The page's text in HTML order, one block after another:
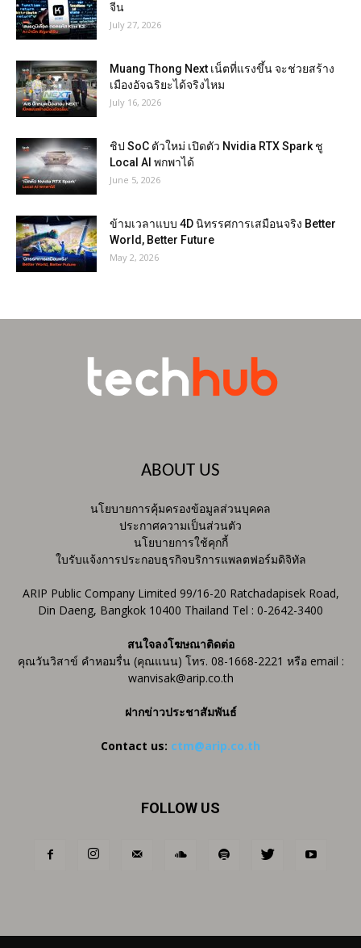
จีน
July 27, 2026
Muang Thong Next เน็ตที่แรงขึ้น จะช่วยสร้าง
เมืองอัจฉริยะได้จริงไหม
July 16, 2026
ชิป SoC ตัวใหม่ เปิดตัว Nvidia RTX Spark ชู
Local AI พกพาได้
June 5, 2026
ข้ามเวลาแบบ 4D นิทรรศการเสมือนจริง Better
World, Better Future
May 2, 2026
ABOUT US
นโยบายการคุ้มครองข้อมูลส่วนบุคคล
ประกาศความเป็นส่วนตัว
นโยบายการใช้คุกกี้
ใบรับแจ้งการประกอบธุรกิจบริการแพลตฟอร์มดิจิทัล
ARIP Public Company Limited 99/16-20 Ratchadapisek Road,
Din Daeng, Bangkok 10400 Thailand Tel : 0-2642-3400
สนใจลงโฆษณาติดต่อ
คุณวันวิสาข์ คำหอมรื่น (คุณแนน) โทร. 08-1668-2221 หรือ email :
wanvisak@arip.co.th
ฝากข่าวประชาสัมพันธ์
Contact us: ctm@arip.co.th
FOLLOW US